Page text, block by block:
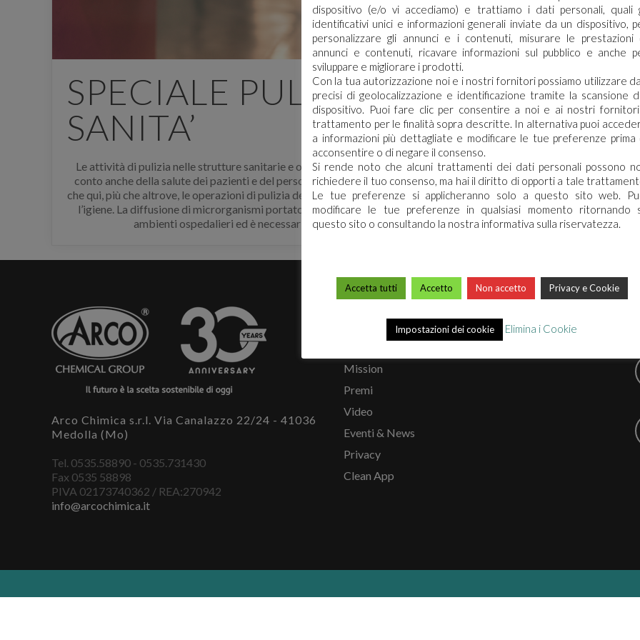
SPECIALE PULIZIE IN
SANITA’
Le attività di pulizia nelle strutture sanitarie e ospedali in genere devono tener
conto anche della salute dei pazienti e del personale ospedaliero. Ne consegue
che qui, più che altrove, le operazioni di pulizia debbono assicurare oltre al pulito,
l’igiene. La diffusione di microrganismi portatori di infezioni sono realtà negli
ambienti ospedalieri ed è necessario diminuirne la […]
Arco Chimica s.r.l. Via Canalazzo 22/24 - 41036
Medolla (Mo)
Tel. 0535.58890 - 0535.731430
Fax 0535 58898
PIVA 02173740362 / REA:270942
info@arcochimica.it
Mission
Premi
Video
Eventi & News
Privacy
Clean App
dispositivo (e/o vi accediamo) e trattiamo i dati personali, quali
identificativi unici e informazioni generali inviate da un dispositivo,
personalizzare gli annunci e i contenuti, misurare le prestazioni
annunci e contenuti, ricavare informazioni sul pubblico e anche
sviluppare e migliorare i prodotti.
Con la tua autorizzazione noi e i nostri fornitori possiamo utilizzare
precisi di geolocalizzazione e identificazione tramite la scansione
dispositivo. Puoi fare clic per consentire a noi e ai nostri
trattamento per le finalità sopra descritte. In alternativa puoi
a informazioni più dettagliate e modificare le tue preferenze prima
acconsentire o di negare il consenso.
Si rende noto che alcuni trattamenti dei dati personali possono
richiedere il tuo consenso, ma hai il diritto di opporti a tale
Le tue preferenze si applicheranno solo a questo sito web.
modificare le tue preferenze in qualsiasi momento ritornando
questo sito o consultando la nostra informativa sulla riservatezza.
Accetta tutti Accetto Non accetto Privacy e Cookie
Impostazioni dei cookie Elimina i Cookie
E' necessario effettuare il login
Per scaricare le schede di sicurezza e le schede tecniche è necessario
accedere al portale. Se ancora non hai un account puoi effettuare la
registrazione del tuo profilo e ottenere le credenziali di accesso.
ACCEDI O REGISTRATI